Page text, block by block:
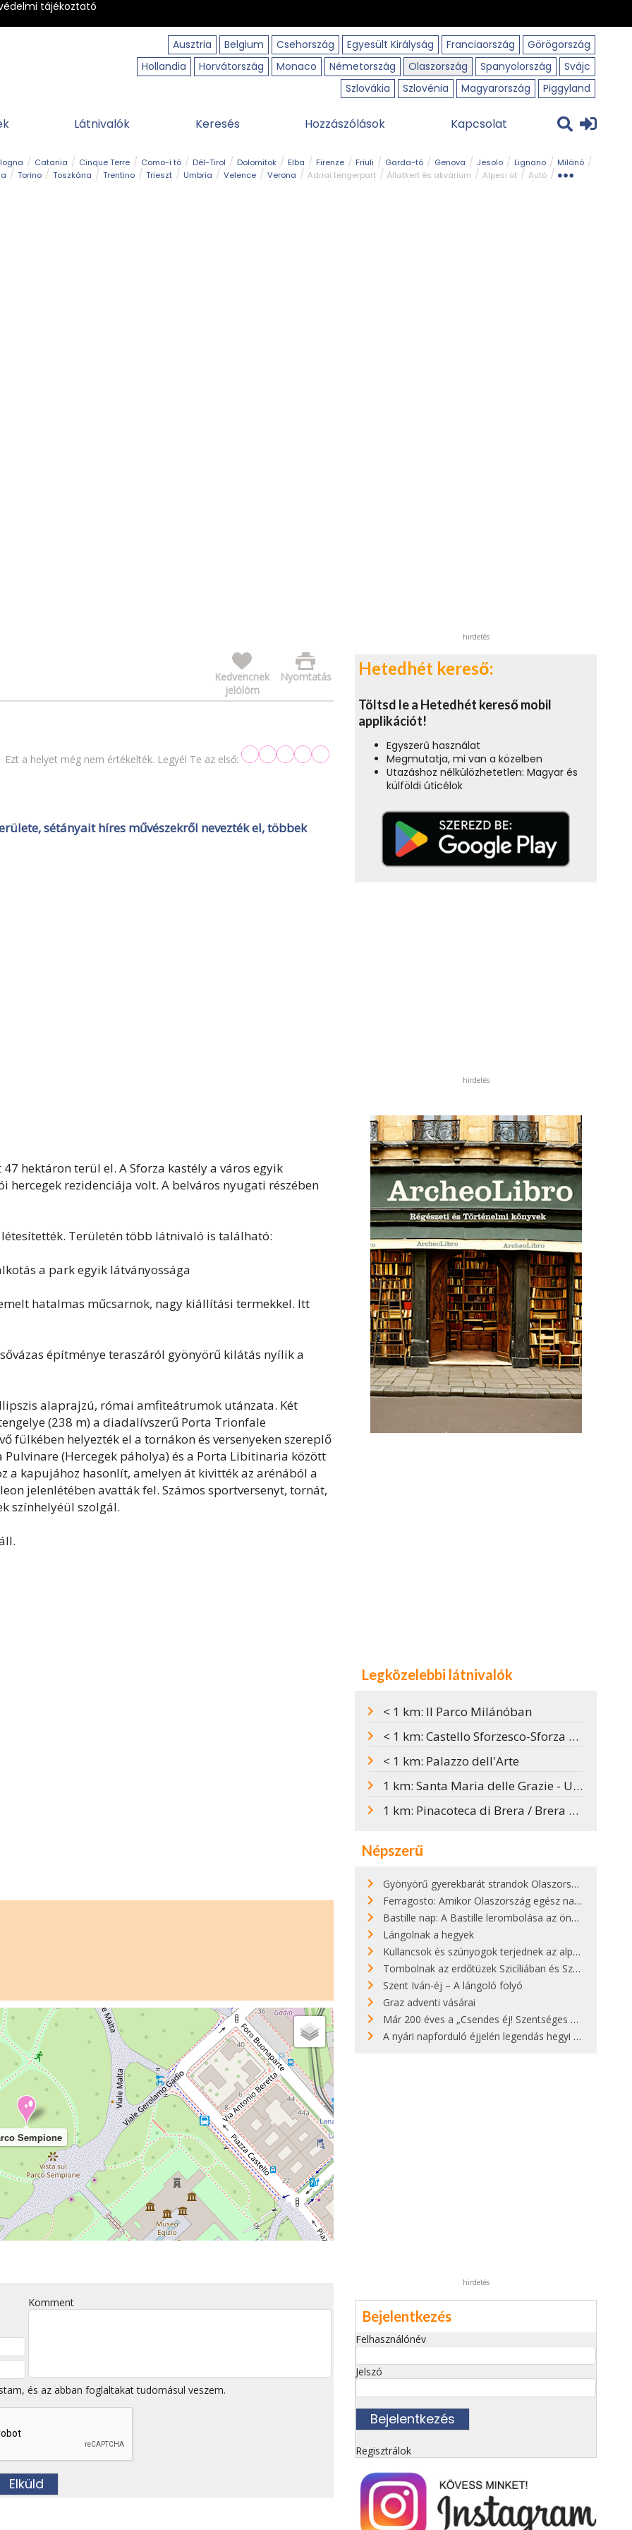
tájékoztató
Ausztria
Belgium Csehország Egyesült Királyság Franciaország
Görögország
Hollandia
Horvátország Monaco Németország Olaszország Spanyolország
Svájc
Szlovákia
Szlovénia Magyarország Piggyland
Látnivalók Keresés Hozzászólások Kapcsolat
Catania Cinque Terre Como-i tó Dél-Tirol Dolomitok Elba Firenze Friuli Garda-tó Genova Jesolo Lignano
Milánó
Torino Toszkána Trentino Trieszt Umbria Velence Verona Adriai tengerpart Állatkert és akvárium Alpesi út
Autó
Nyomtatás
Kedvencnek
jelölöm
Ezt a helyet még nem értékelték. Legyél Te az első:
sétányait híres művészekről nevezték el, többek
hektáron terül el. A Sforza kastély a város egyik
rezidenciája volt. A belváros nyugati részében
Területén több látnivaló is található:
a park egyik látványossága
hatalmas műcsarnok, nagy kiállítási termekkel. Itt
építménye teraszáról gyönyörű kilátás nyílik a
alaprajzú, római amfiteátrumok utánzata. Két
(238 m) a diadalívszerű Porta Trionfale
fülkében helyezték el a tornákon és versenyeken szereplő
(Hercegek páholya) és a Porta Libitinaria között
a kapujához hasonlít, amelyen át kivitték az arénából a
jelenlétében avatták fel. Számos sportversenyt, tornát,
színhelyéül szolgál.
Sempione
Komment
és az abban foglaltakat tudomásul veszem.
hirdetés
Hetedhét kereső:
Töltsd le a Hetedhét kereső mobil
applikációt!
Egyszerű használat
Megmutatja, mi van a közelben
Utazáshoz nélkülözhetetlen: Magyar és
külföldi úticélok
hirdetés
Legközelebbi látnivalók
< 1 km: Il Parco Milánóban
< 1 km: Castello Sforzesco-Sforza kastély Milánóban
< 1 km: Palazzo dell'Arte
1 km: Santa Maria delle Grazie - Utolsó vacsora
1 km: Pinacoteca di Brera / Brera Képtár
Népszerű
Gyönyörű gyerekbarát strandok Olaszországban - megmutatjuk a 15 legjobbat
Ferragosto: Amikor Olaszország egész nap nyaral
Bastille nap: A Bastille lerombolása az önkényuralom végét jelentette
Lángolnak a hegyek
Kullancsok és szúnyogok terjednek az alpesi legelőkön
Tombolnak az erdőtüzek Szicíliában és Szardínián
Szent Iván-éj – A lángoló folyó
Graz adventi vásárai
Már 200 éves a „Csendes éj! Szentséges éj!”
A nyári napforduló éjjelén legendás hegyi tüzek világítják meg Zugspitzét
hirdetés
Bejelentkezés
Felhasználónév
Jelszó
Regisztrálok